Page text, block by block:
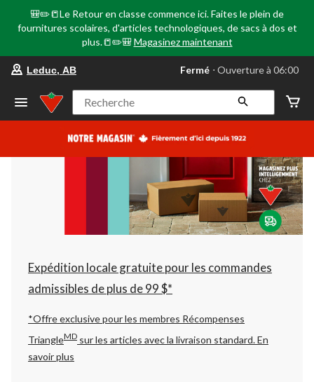
🎒✏️📒Le Retour en classe commence ici. Faites le plein de
fournitures scolaires, d'articles technologiques, de sacs à dos et
plus.📒✏️🎒 Magasinez maintenant
votre
préféré
Leduc,
AB,
courament
Ouverture
à
06:00
cliquer
pour
changer
Leduc, AB Fermé ⋅ Ouverture à 06:00
Recherche
Expédition locale gratuite pour les commandes
admissibles de plus de 99 $*
*Offre exclusive pour les membres Récompenses
TriangleMD sur les articles avec la livraison standard.En
savoir plus